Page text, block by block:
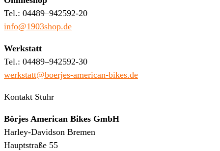
Tel.: 04489–942592-20
info@1903shop.de
Werkstatt
Tel.: 04489–942592-30
werkstatt@boerjes-american-bikes.de
Kontakt Stuhr
Börjes American Bikes GmbH
Harley-Davidson Bremen
Hauptstraße 55